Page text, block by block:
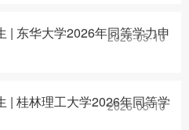
| 东华大学2026年同等学力申
2026-05-10
| 桂林理工大学2026年同等学
2026-05-10